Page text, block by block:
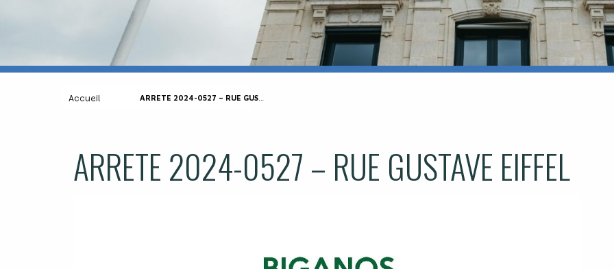
Accueil ARRETE 2024-0527 – RUE GUSTAVE EIFFEL
ARRETE 2024-0527 – RUE GUSTAVE EIFFEL